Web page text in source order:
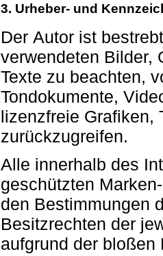
3. Urheber- und
Der Autor ist
verwendeten Bilder, Grafiken, Tondokumente,
Texte zu beachten,
Tondokumente, Videosequenzen und Texte zu nutzen oder auf
lizenzfreie Grafiken,
zurückzugreifen.
Alle innerhalb des
geschützten Marken- und
den Bestimmungen
Besitzrechten der jeweiligen eingetragenen Eigentümer. Allein
aufgrund der bloßen